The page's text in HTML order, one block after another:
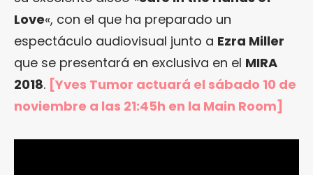
Love«, con el que ha preparado un
espectáculo audiovisual junto a Ezra Miller
que se presentará en exclusiva en el MIRA
2018. [Yves Tumor actuará el sábado 10 de
noviembre a las 21:45h en la Main Room]